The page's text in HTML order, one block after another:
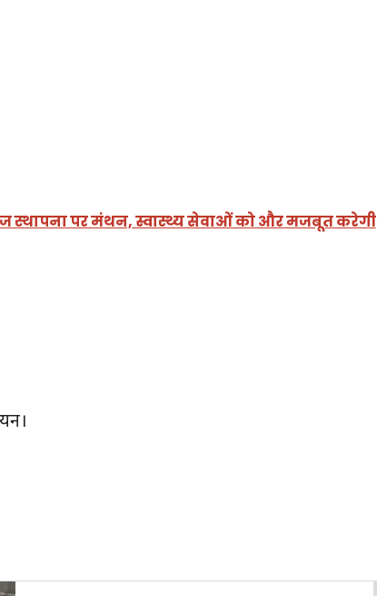
स्थापना पर मंथन, स्वास्थ्य सेवाओं को और मजबूत करेगी